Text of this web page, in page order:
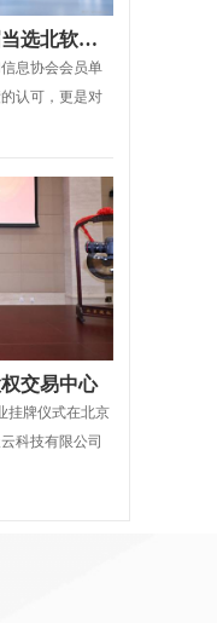
实力见证丨酷雷曼连续三届当选北软协理事会会员单位
息协会会员单
认可，更是对
交易中心
挂牌仪式在北京
科技有限公司